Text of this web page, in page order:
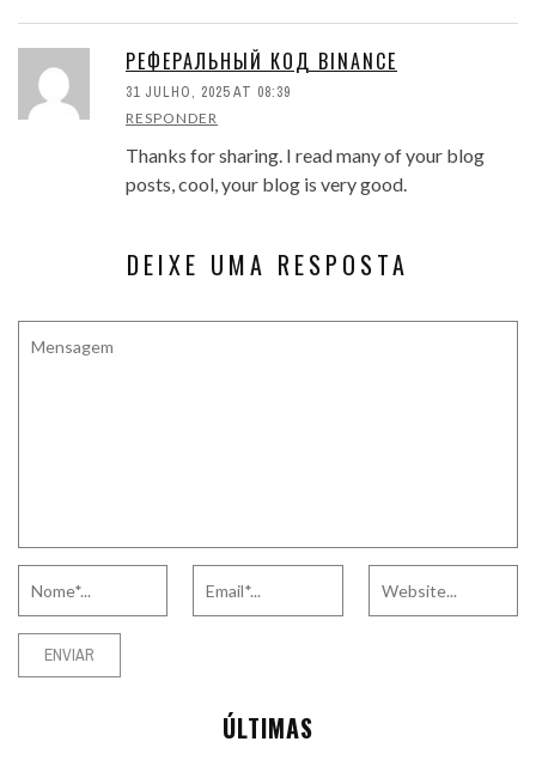
РЕФЕРАЛЬНЫЙ КОД BINANCE
31 JULHO, 2025 AT 08:39
RESPONDER
Thanks for sharing. I read many of your blog
posts, cool, your blog is very good.
DEIXE UMA RESPOSTA
ÚLTIMAS